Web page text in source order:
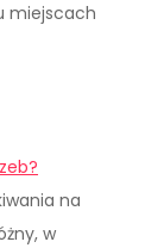
miejscach
na
w